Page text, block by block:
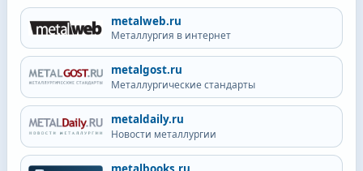
metalweb.ru
Металлургия в интернет
metalgost.ru
Металлургические стандарты
metaldaily.ru
Новости металлургии